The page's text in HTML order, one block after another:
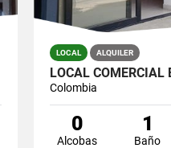
LOCAL ALQUILER
Colombia
0
Alcobas
1
Baño